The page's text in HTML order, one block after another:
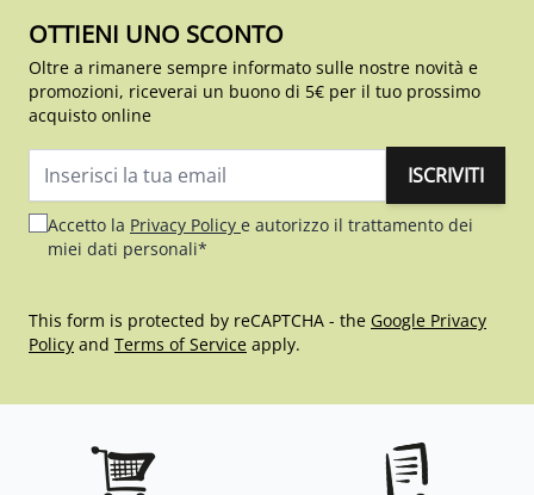
OTTIENI UNO SCONTO
Oltre a rimanere sempre informato sulle nostre novità e
promozioni, riceverai un buono di 5€ per il tuo prossimo
acquisto online
ISCRIVITI
Accetto la Privacy Policy e autorizzo il trattamento dei
miei dati personali*
This form is protected by reCAPTCHA - the Google Privacy
Policy and Terms of Service apply.